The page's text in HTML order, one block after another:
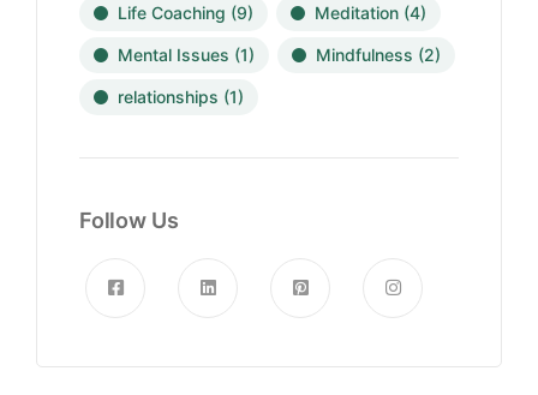
Life Coaching (9) Meditation (4)
Mental Issues (1) Mindfulness (2)
relationships (1)
Follow Us